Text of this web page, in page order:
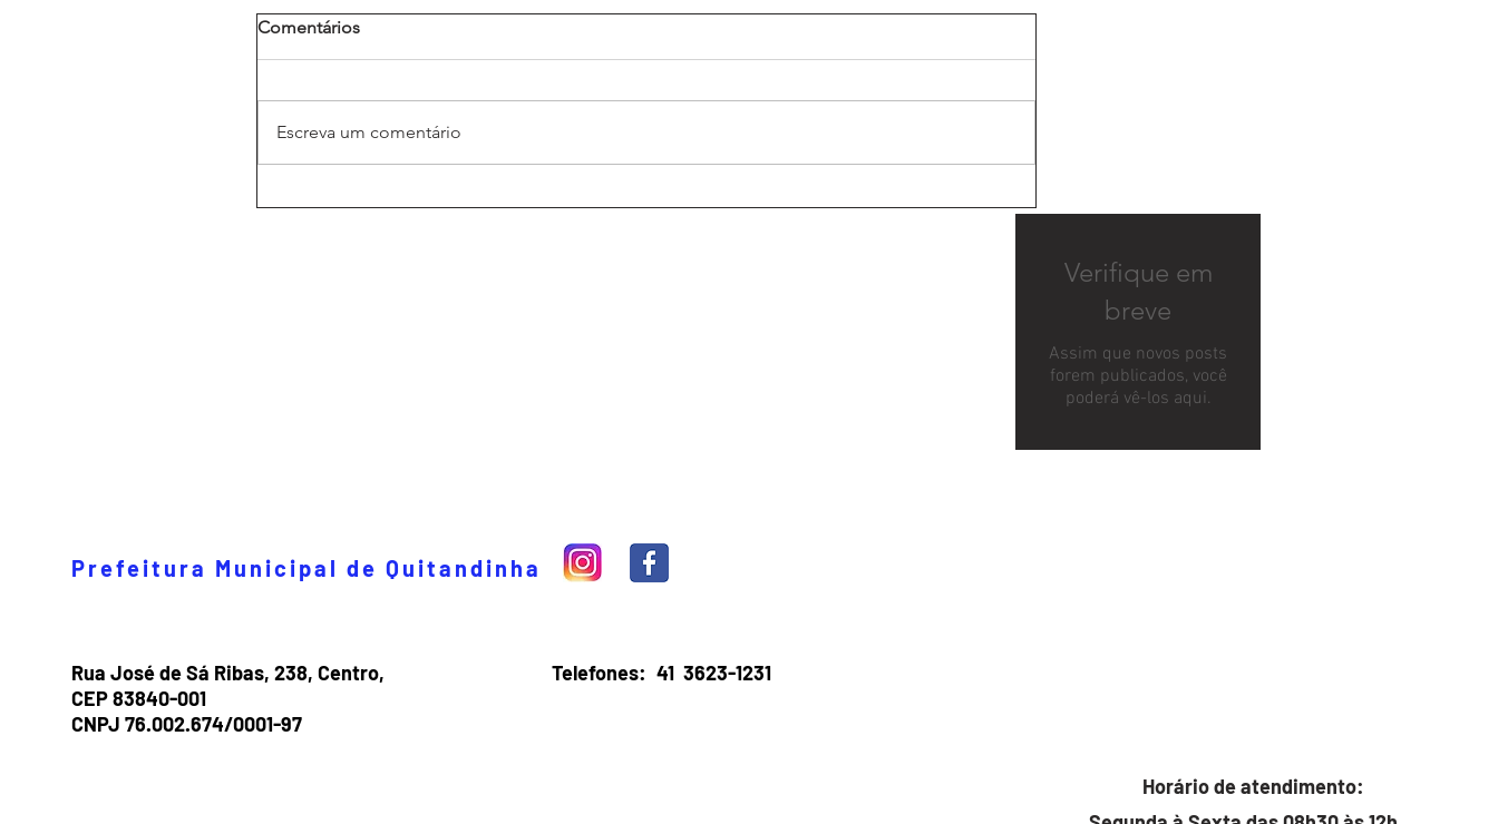
Comentários
Escreva um comentário
Verifique em
breve
Assim que novos posts
forem publicados, você
poderá vê-los aqui.
Prefeitura Municipal de Quitandinha
Rua José de Sá Ribas, 238, Centro,
CEP 83840-001
CNPJ 76.002.674/0001-97
Telefones: 41 3623-1231
Horário de atendimento: